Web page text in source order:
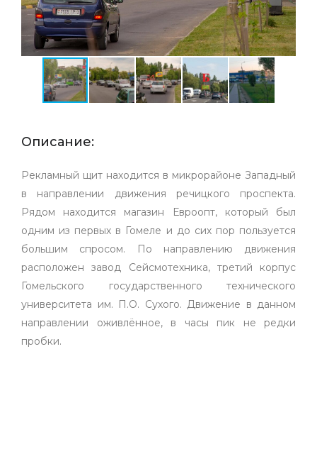
Описание:
Рекламный щит находится в микрорайоне Западный
в направлении движения речицкого проспекта.
Рядом находится магазин Евроопт, который был
одним из первых в Гомеле и до сих пор пользуется
большим спросом. По направлению движения
расположен завод Сейсмотехника, третий корпус
Гомельского государственного технического
университета им. П.О. Сухого. Движение в данном
направлении оживлённое, в часы пик не редки
пробки.